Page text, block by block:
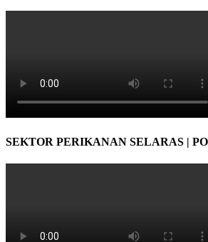
SEKTOR PERIKANAN SELARAS |